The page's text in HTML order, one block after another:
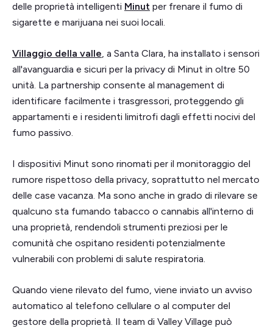
delle proprietà intelligenti Minut per frenare il fumo di
sigarette e marijuana nei suoi locali.
Villaggio della valle, a Santa Clara, ha installato i sensori
all'avanguardia e sicuri per la privacy di Minut in oltre 50
unità. La partnership consente al management di
identificare facilmente i trasgressori, proteggendo gli
appartamenti e i residenti limitrofi dagli effetti nocivi del
fumo passivo.
I dispositivi Minut sono rinomati per il monitoraggio del
rumore rispettoso della privacy, soprattutto nel mercato
delle case vacanza. Ma sono anche in grado di rilevare se
qualcuno sta fumando tabacco o cannabis all'interno di
una proprietà, rendendoli strumenti preziosi per le
comunità che ospitano residenti potenzialmente
vulnerabili con problemi di salute respiratoria.
Quando viene rilevato del fumo, viene inviato un avviso
automatico al telefono cellulare o al computer del
gestore della proprietà. Il team di Valley Village può